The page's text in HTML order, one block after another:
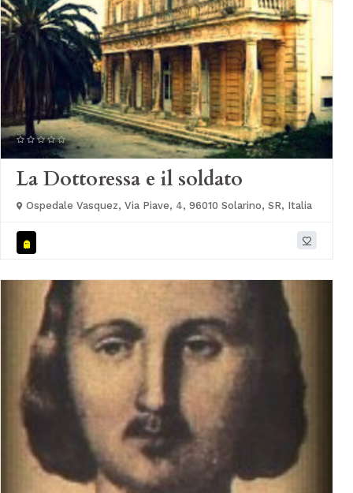
La Dottoressa e il soldato
Ospedale Vasquez, Via Piave, 4, 96010 Solarino, SR, Italia